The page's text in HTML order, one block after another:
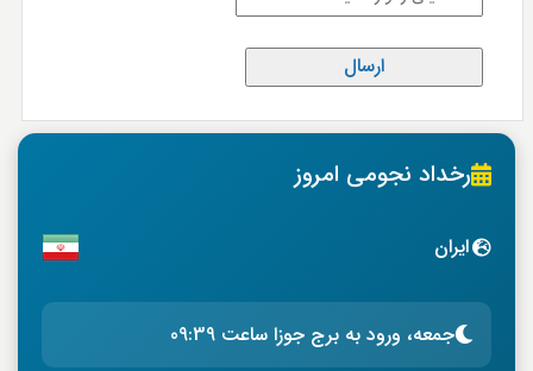
رخداد نجومی امروز
ایران
جمعه، ورود به برج جوزا ساعت 09:39